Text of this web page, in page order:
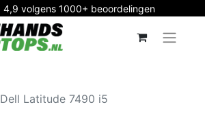
4,9 volgens 1000+ beoordelingen
Dell Latitude 7490 i5